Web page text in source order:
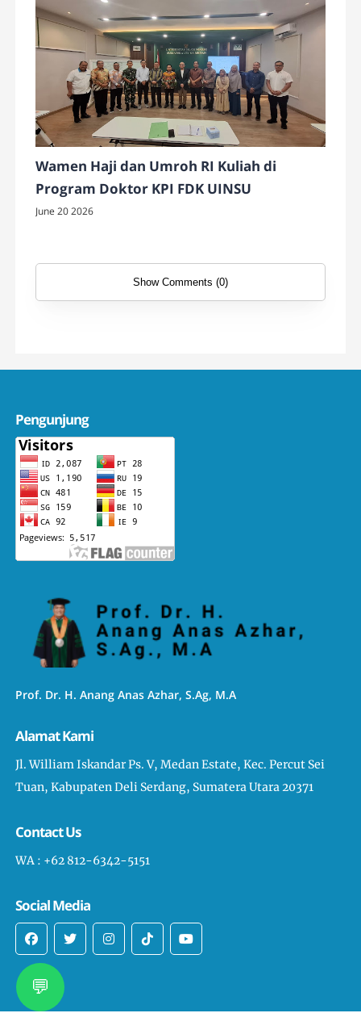
Wamen Haji dan Umroh RI Kuliah di
Program Doktor KPI FDK UINSU
June 20 2026
Show Comments (0)
Pengunjung
Prof. Dr. H. Anang Anas Azhar, S.Ag, M.A
💬
Alamat Kami
Jl. William Iskandar Ps. V, Medan Estate, Kec. Percut Sei
Tuan, Kabupaten Deli Serdang, Sumatera Utara 20371
Contact Us
WA : +62 812-6342-5151
Social Media